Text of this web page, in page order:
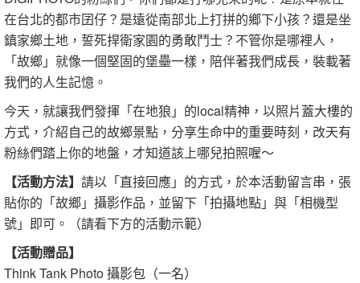
在台北的都市囝仔？是遠從南部北上打拼的鄉下小孩？還是坐
鎮家鄉土地，誓死捍衛家園的勇敢鬥士？不管你是哪裡人，
「故鄉」就像一個堅固的堡壘一樣，陪伴著我們成長，裝載著
我們的人生記憶。
今天，就讓我們發揮「在地狼」的local精神，以照片蓋大樓的
方式，介紹自己的故鄉景點，分享生命中的重要時刻，改天有
粉絲們踏上你的地盤，才知道該上哪兒拍照喔～
【活動方法】 請以「直接回應」的方式，於本活動留言串，張
貼你的「故鄉」攝影作品，並留下「拍攝地點」與「相機型
號」即可。（請看下方的活動示範）
【活動贈品】
Think Tank Photo 攝影包（一名）